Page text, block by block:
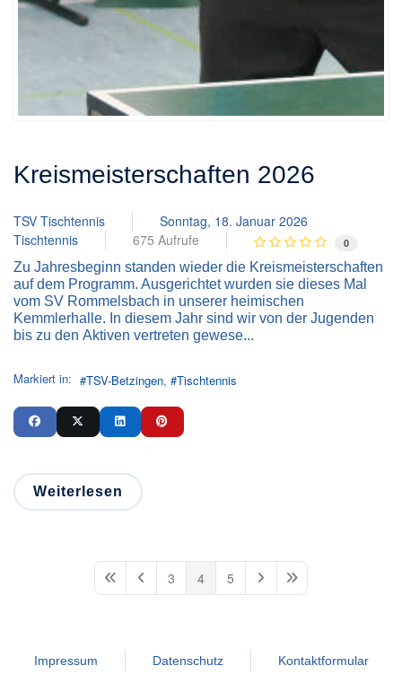
Kreismeisterschaften 2026
TSV Tischtennis
Sonntag, 18. Januar 2026
Tischtennis
675 Aufrufe 0
Zu Jahresbeginn standen wieder die Kreismeisterschaften
auf dem Programm. Ausgerichtet wurden sie dieses Mal
vom SV Rommelsbach in unserer heimischen
Kemmlerhalle. In diesem Jahr sind wir von der Jugenden
bis zu den Aktiven vertreten gewese...
Markiert in: TSV-Betzingen Tischtennis
Weiterlesen
First PagePrevious Page
3 4 5 Next PageLast Page
Impressum Datenschutz Kontaktformular